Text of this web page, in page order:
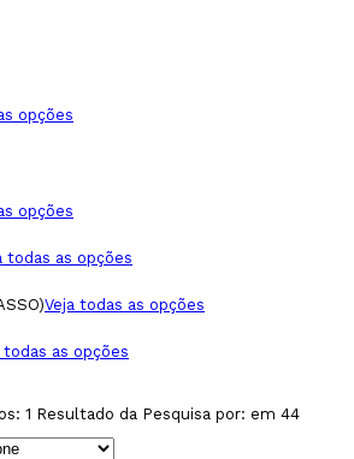
opções
opções
todas as opções
Veja todas as opções
todas as opções
1 Resultado da Pesquisa por: em 44